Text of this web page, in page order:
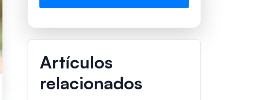
Artículos
relacionados